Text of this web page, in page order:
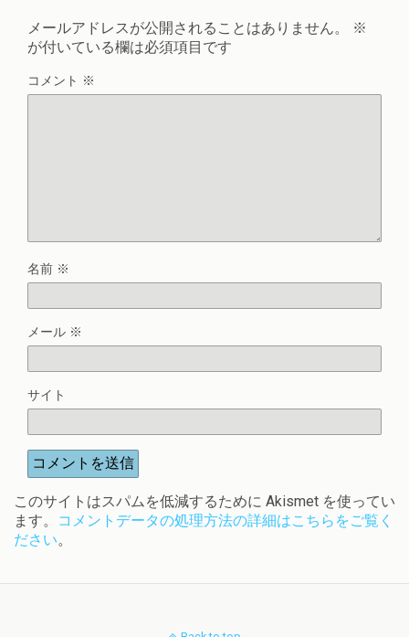
メールアドレスが公開されることはありません。
※
が付いている欄は必須項目です
コメント ※
名前 ※
メール ※
サイト
このサイトはスパムを低減するために Akismet を使ってい
ます。
コメントデータの処理方法の詳細はこちらをご覧く
ださい。